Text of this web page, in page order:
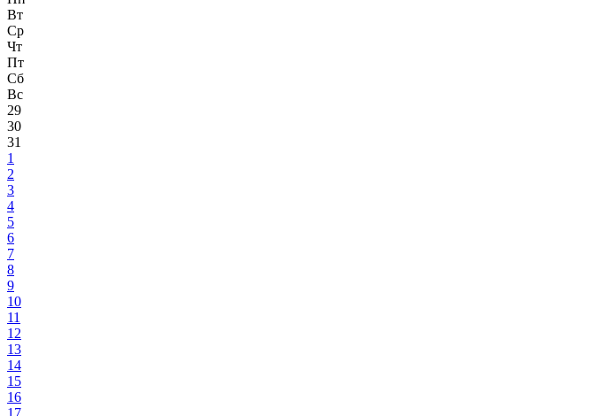
Вт
Ср
Чт
Пт
Сб
Вс
29
30
31
1
2
3
4
5
6
7
8
9
10
11
12
13
14
15
16